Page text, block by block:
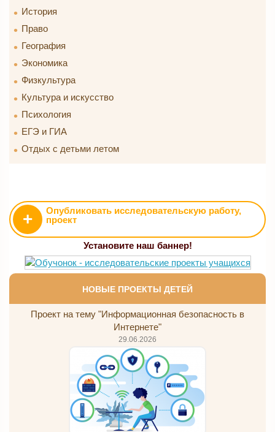
История
Право
География
Экономика
Физкультура
Культура и искусство
Психология
ЕГЭ и ГИА
Отдых с детьми летом
+
Опубликовать исследовательскую работу,
проект
Установите наш баннер!
НОВЫЕ ПРОЕКТЫ ДЕТЕЙ
Проект на тему "Информационная безопасность в
Интернете"
29.06.2026